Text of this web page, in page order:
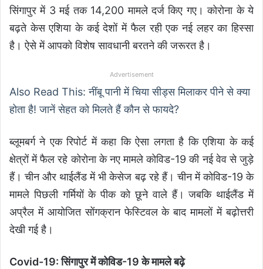
सिंगापुर में 3 मई तक 14,200 मामले दर्ज किए गए। कोरोना के ये
बढ़ते केस एशिया के कई देशों में फैल रही एक नई लहर का हिस्सा
है। ऐसे में आपको विशेष सावधानी बरतने की जरूरत है।
Advertisement
Also Read This: नींबू पानी में चिया सीड्स मिलाकर पीने से क्या
होता है! जानें सेहत को मिलते हैं कौन से फायदे?
ब्लूमबर्ग ने एक रिपोर्ट में कहा कि ऐसा लगता है कि एशिया के कई
क्षेत्रों में फैल रहे कोरोना के नए मामले कोविड-19 की नई वेव से जुड़े
हैं। चीन और थाईलैंड में भी केसेज बढ़ रहे हैं। चीन में कोविड-19 के
मामले पिछली गर्मियों के पीक को छूने वाले हैं। जबकि थाईलैंड में
अप्रैल में आयोजित सोंगक्रान फेस्टिवल के बाद मामलों में बढ़ोत्तरी
देखी गई है।
Covid-19: सिंगापुर में कोविड-19 के मामले बढ़े